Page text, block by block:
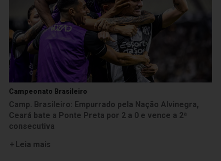
Campeonato Brasileiro
Camp. Brasileiro: Empurrado pela Nação Alvinegra,
Ceará bate a Ponte Preta por 2 a 0 e vence a 2ª
consecutiva
Leia mais